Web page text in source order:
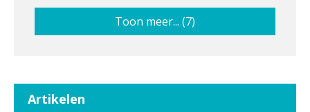
Toon meer... (7)
Artikelen